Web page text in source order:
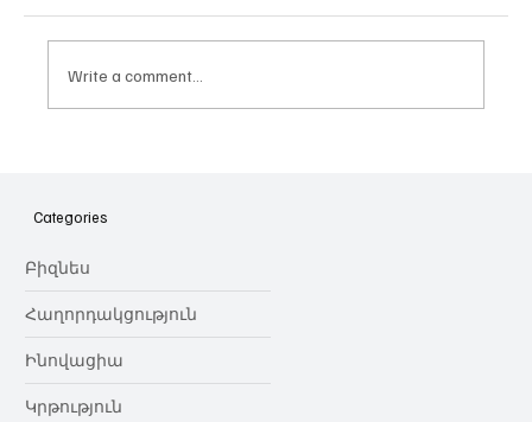
նվիրում որոշում
Write a comment...
Categories
Բիզնես
Հաղորդակցություն
Ինովացիա
Կրթություն